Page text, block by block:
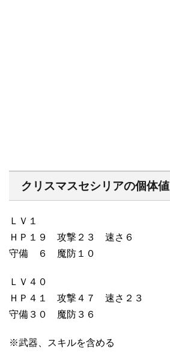
クリスマスセシリアの個体値
ＬＶ１
ＨＰ１９ 攻撃２３ 速さ６
守備 ６ 魔防１０
ＬＶ４０
ＨＰ４１ 攻撃４７ 速さ２３
守備３０ 魔防３６
※武器、スキルを含める